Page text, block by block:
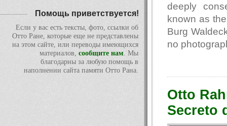
deeply
known as
Burg
no
Otto
Secreto
Помощь приветствуется!
Если у вас есть тексты, фото, ссылки об
Отто Ране, которые еще не представлены
на этом сайте, или переводы имеющихся
материалов, сообщите нам. Мы
благодарны за любую помощь в
наполнении сайта памяти Отто Рана.